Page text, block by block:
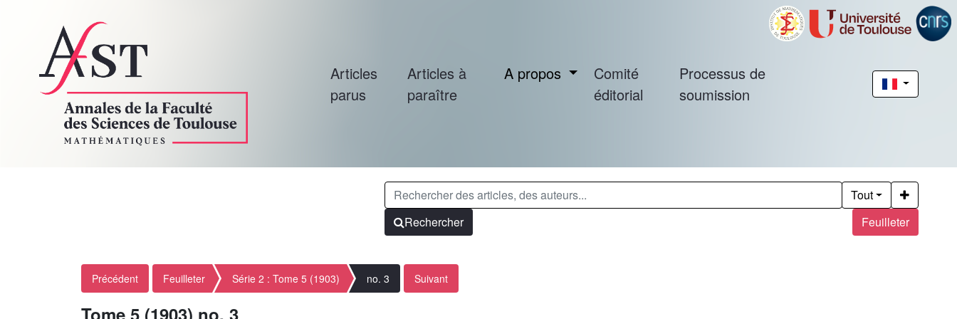
Articles
parus
Articles à
paraître
A propos
Comité
éditorial
Processus de
soumission
Feuilleter
Tout
Rechercher
Précédent Feuilleter Série 2 : Tome 5 (1903) no. 3 Suivant
Tome 5 (1903) no. 3